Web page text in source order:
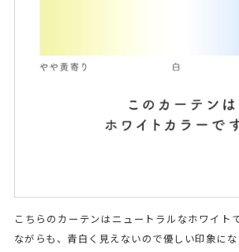
こちらのカーテンはニュートラルなホワイト
ながらも、青白く見えないので優しい印象にな